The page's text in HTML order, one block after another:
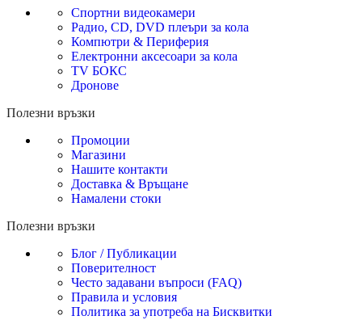
Спортни видеокамери
Радио, CD, DVD плеъри за кола
Компютри & Периферия
Електронни аксесоари за кола
TV БОКС
Дронове
Полезни връзки
Промоции
Магазини
Нашите контакти
Доставка & Връщане
Намалени стоки
Полезни връзки
Блог / Публикации
Поверителност
Често задавани въпроси (FAQ)
Правила и условия
Политика за употреба на Бисквитки